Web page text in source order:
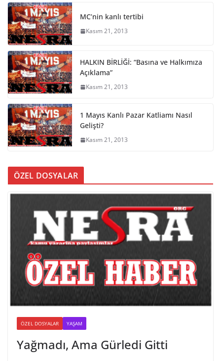
MC’nin kanlı tertibi
Kasım 21, 2013
HALKIN BİRLİĞİ: “Basına ve Halkımıza
Açıklama”
Kasım 21, 2013
1 Mayıs Kanlı Pazar Katliamı Nasıl
Gelişti?
Kasım 21, 2013
ÖZEL DOSYALAR
ÖZEL DOSYALAR YAŞAM
Yağmadı, Ama Gürledi Gitti